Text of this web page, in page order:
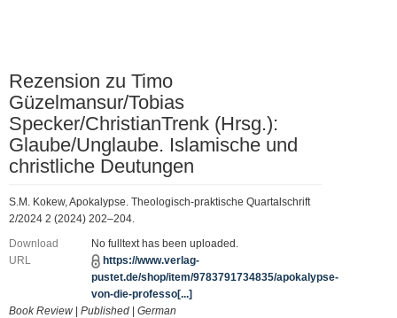
Rezension zu Timo
Güzelmansur/Tobias
Specker/ChristianTrenk (Hrsg.):
Glaube/Unglaube. Islamische und
christliche Deutungen
S.M. Kokew, Apokalypse. Theologisch-praktische Quartalschrift
2/2024 2 (2024) 202–204.
Download
No fulltext has been uploaded.
URL
https://www.verlag-
pustet.de/shop/item/9783791734835/apokalypse-
von-die-professo[...]
Book Review
Published German